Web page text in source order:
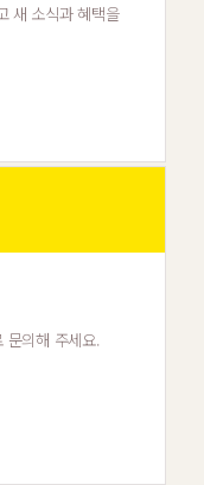
새 소식과 혜택을
문의해 주세요.